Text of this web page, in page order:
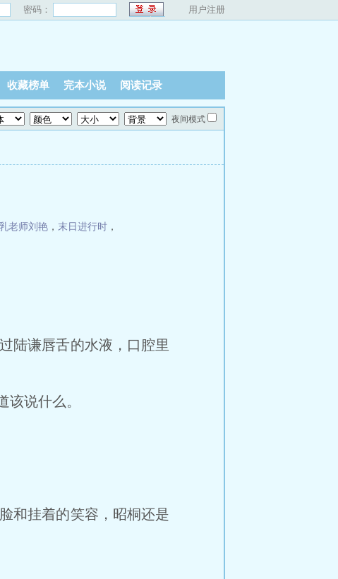
密码： 用户注册
收藏榜单 完本小说 阅读记录
夜间模式
老师刘艳 ， 末日进行时 ，
谦唇舌的水液，口腔里
说什么。
和挂着的笑容，昭桐还是